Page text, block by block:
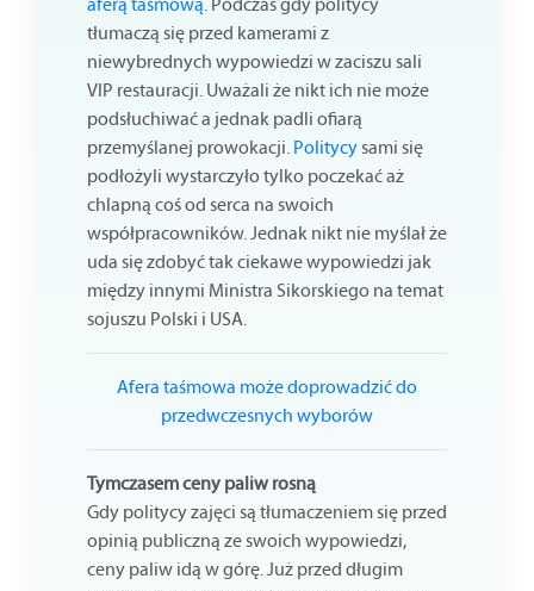
tłumaczą się przed kamerami z
niewybrednych wypowiedzi w zaciszu sali
VIP restauracji. Uważali że nikt ich nie może
podsłuchiwać a jednak padli ofiarą
przemyślanej prowokacji. Politycy sami się
podłożyli wystarczyło tylko poczekać aż
chlapną coś od serca na swoich
współpracowników. Jednak nikt nie myślał że
uda się zdobyć tak ciekawe wypowiedzi jak
między innymi Ministra Sikorskiego na temat
sojuszu Polski i USA.
Afera taśmowa może doprowadzić do
przedwczesnych wyborów
Tymczasem ceny paliw rosną
Gdy politycy zajęci są tłumaczeniem się przed
opinią publiczną ze swoich wypowiedzi,
ceny paliw idą w górę. Już przed długim